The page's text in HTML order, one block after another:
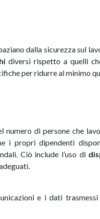
dalla sicurezza sul
diversi rispetto a quelli
per ridurre al minimo
numero di persone che
i propri dipendenti
Ciò include l’uso di
e i dati